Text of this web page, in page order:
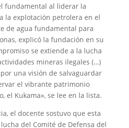
fundamental al liderar la
la explotación petrolera en el
de agua fundamental para
explicó la fundación en su
se extiende a la lucha
mineras ilegales (…)
una visión de salvaguardar
el vibrante patrimonio
el Kukama», se lee en la lista.
el docente sostuvo que esta
del Comité de Defensa del